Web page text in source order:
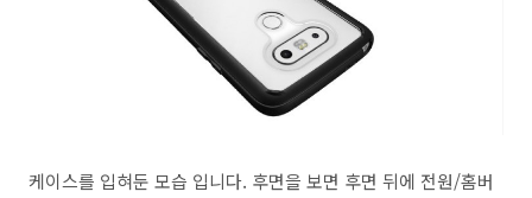
케이스를 입혀둔 모습 입니다. 후면을 보면 후면 뒤에 전원/홈버